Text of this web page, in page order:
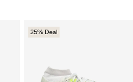
25% Deal